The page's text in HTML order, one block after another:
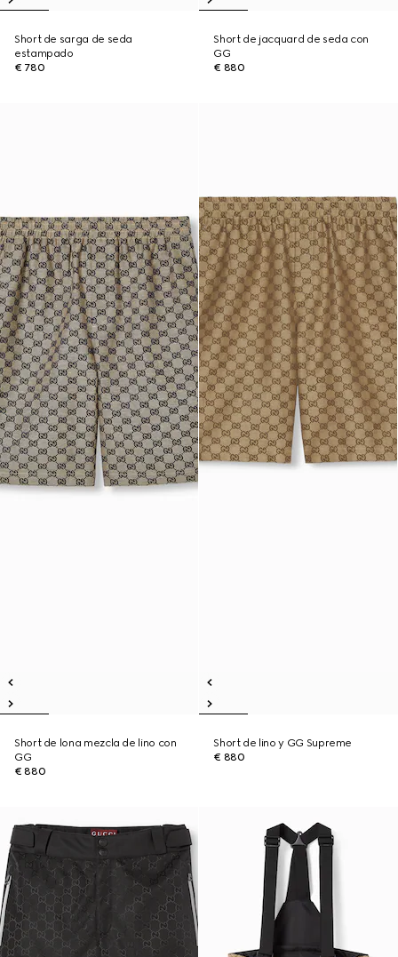
Short de sarga de seda
estampado
€ 780
Short de jacquard de seda con
GG
€ 880
Short de lona mezcla de lino con
GG
€ 880
Short de lino y GG Supreme
€ 880